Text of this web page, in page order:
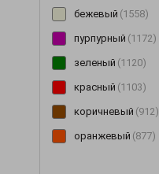
Пальто (198)
Парки(19)
Перчатки(2)
Пиджаки (233)
Пижамы(62)
Пинетки (8)
бежевый (1558)
пурпурный (1172)
зеленый (1120)
красный (1103)
коричневый (912)
оранжевый (877)